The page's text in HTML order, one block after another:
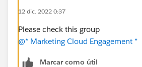
12 dic. 2022 0:37
Please check this group
@* Marketing Cloud Engagement *
Marcar como útil